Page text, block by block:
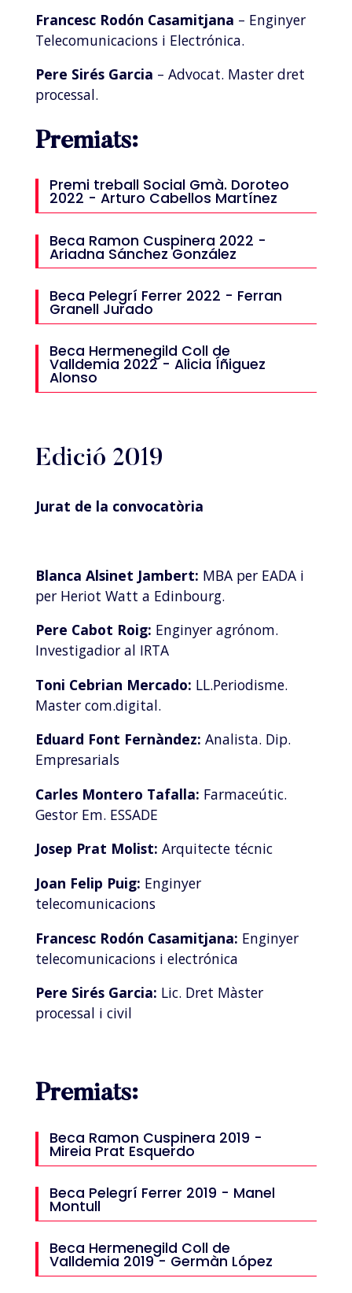
Francesc Rodón Casamitjana – Enginyer
Telecomunicacions i Electrónica.
Pere Sirés Garcia – Advocat. Master dret
processal.
Premiats:
Premi treball Social Gmà. Doroteo
2022 - Arturo Cabellos Martínez
Beca Ramon Cuspinera 2022 -
Ariadna Sánchez González
Beca Pelegrí Ferrer 2022 - Ferran
Granell Jurado
Beca Hermenegild Coll de
Valldemia 2022 - Alicia Íñiguez
Alonso
Edició 2019
Jurat de la convocatòria
Blanca Alsinet Jambert: MBA per EADA i
per Heriot Watt a Edinbourg.
Pere Cabot Roig: Enginyer agrónom.
Investigadior al IRTA
Toni Cebrian Mercado: LL.Periodisme.
Master com.digital.
Eduard Font Fernàndez: Analista. Dip.
Empresarials
Carles Montero Tafalla: Farmaceútic.
Gestor Em. ESSADE
Josep Prat Molist: Arquitecte técnic
Joan Felip Puig: Enginyer
telecomunicacions
Francesc Rodón Casamitjana: Enginyer
telecomunicacions i electrónica
Pere Sirés Garcia: Lic. Dret Màster
processal i civil
Premiats:
Beca Ramon Cuspinera 2019 -
Mireia Prat Esquerdo
Beca Pelegrí Ferrer 2019 - Manel
Montull
Beca Hermenegild Coll de
Valldemia 2019 - Germàn López